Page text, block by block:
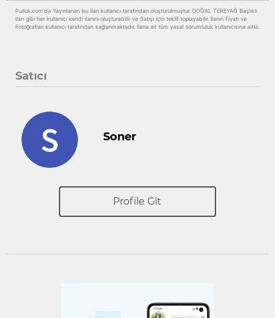
Pulluk.com'da Yayınlanan bu ilan kullanıcı tarafından oluşturulmuştur. DOĞAL TEREYAĞ Başlıklı
ilan gibi her kullanıcı kendi ilanını oluşturabilir ve Satışı için teklif toplayabilir. İlanın Fiyatı ve
Fotoğrafları kullanıcı tarafından sağlanmaktadır. İlana ait tüm yasal sorumluluk kullanıcısına aittir.
Satıcı
Soner
Profile Git